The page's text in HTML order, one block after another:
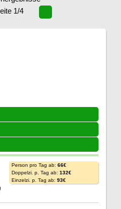
1/4
Person pro Tag ab: 66€
Doppelzi. p. Tag ab: 132€
Einzelzi. p. Tag ab: 93€